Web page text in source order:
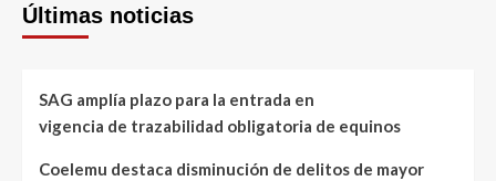
Últimas noticias
SAG amplía plazo para la entrada en
vigencia de trazabilidad obligatoria de equinos
Coelemu destaca disminución de delitos de mayor